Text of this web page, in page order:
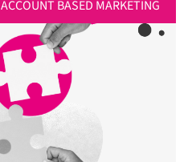
ACCOUNT BASED MARKETING